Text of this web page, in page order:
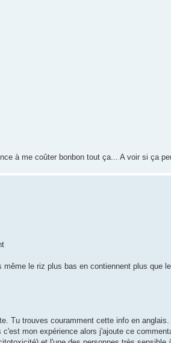
à me coûter bonbon tout ça... A voir si ça
le riz plus bas en contiennent plus que
Tu trouves couramment cette info en anglais.
mon expérience alors j'ajoute ce